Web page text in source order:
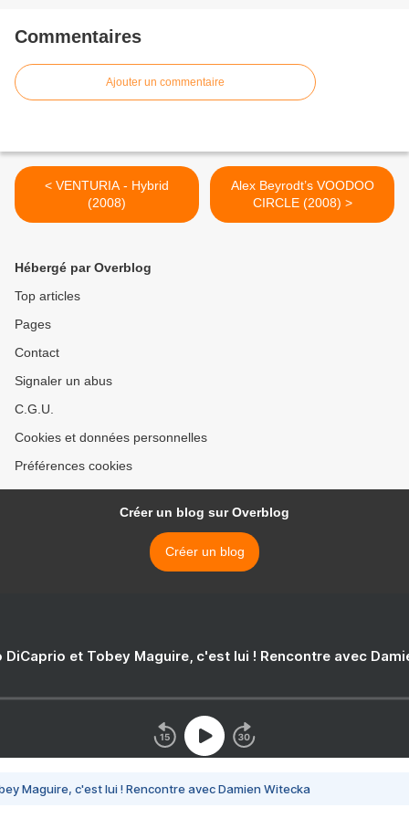
Commentaires
Ajouter un commentaire
< VENTURIA - Hybrid
(2008)
Alex Beyrodt’s VOODOO
CIRCLE (2008) >
Hébergé par Overblog
Top articles
Pages
Contact
Signaler un abus
C.G.U.
Cookies et données personnelles
Préférences cookies
Créer un blog sur Overblog
Créer un blog
DiCaprio et Tobey Maguire, c'est lui ! Rencontre avec
Maguire, c'est lui ! Rencontre avec Damien Witecka